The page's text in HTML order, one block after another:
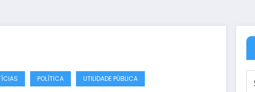
POLÍTICA UTILIDADE PÚBLICA